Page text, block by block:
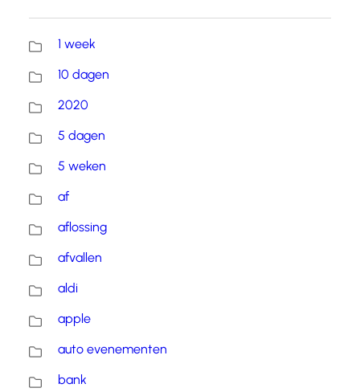
1 week
10 dagen
2020
5 dagen
5 weken
af
aflossing
afvallen
aldi
apple
auto evenementen
bank